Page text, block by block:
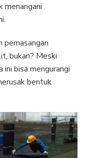
menangani
pemasangan
bukan? Meski
bisa mengurangi
bentuk